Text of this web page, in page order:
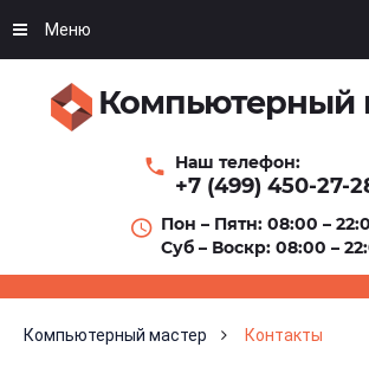
Компьютерный
Наш телефон:
+7 (499) 450-27-
Пон – Пятн: 08:00 –
Суб – Воскр: 08:00 –
Меню
Компьютерный мастер Контакты